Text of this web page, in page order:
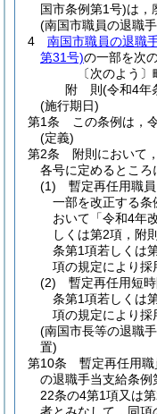
国市条例第1号)は，
(南国市職員の退職
4
南国市職員の退職
第31号)の一部を次
〔次のよう〕
附 則(令和4年
(施行期日)
第1条
この条例は，
(定義)
第2条
附則において
各号に定めるところ
(1)
暫定再任用職
一部を改正する条
おいて「令和4年
しくは第2項，附
条第1項若しくは
項の規定により採
(2)
暫定再任用短
条第1項若しくは
項の規定により採
(南国市長等の退職
置)
第10条
暫定再任用
の退職手当支給条
22条の4第1項又は